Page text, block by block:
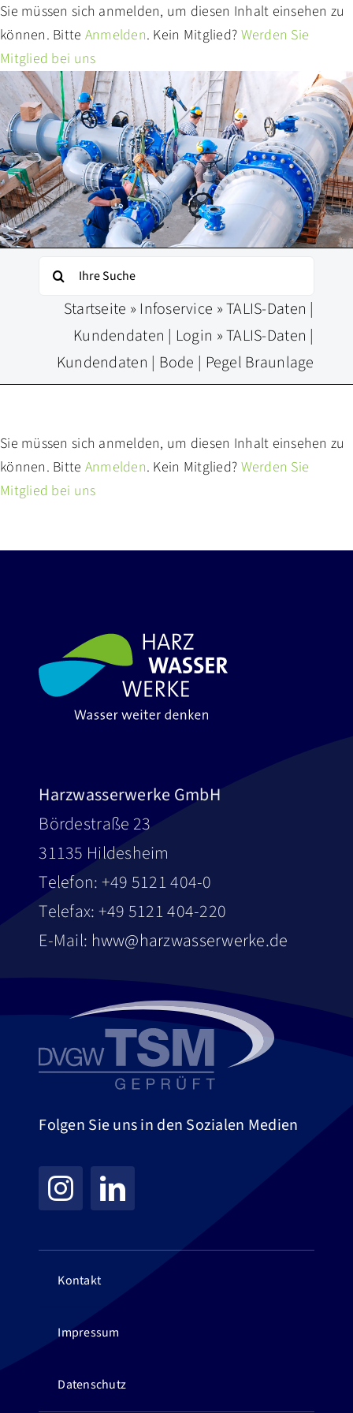
Zum
Inhalt
springen
Sie müssen sich anmelden, um diesen Inhalt einsehen zu
können. Bitte Anmelden. Kein Mitglied? Werden Sie
Mitglied bei uns
Suche
Startseite » Infoservice »TALIS-Daten |
Kundendaten | Login »TALIS-Daten |
Kundendaten | Bode | Pegel Braunlage
Sie müssen sich anmelden, um diesen Inhalt einsehen zu
können. Bitte Anmelden. Kein Mitglied? Werden Sie
Mitglied bei uns
Harzwasserwerke GmbH
Bördestraße 23
31135 Hildesheim
Telefon: +49 5121 404-0
Telefax: +49 5121 404-220
E-Mail: hww@harzwasserwerke.de
Folgen Sie uns in den Sozialen Medien
Kontakt
Impressum
Datenschutz